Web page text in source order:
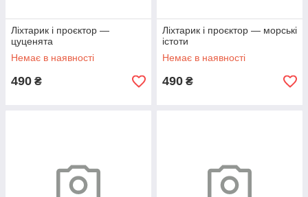
Ліхтарик і проєктор —
цуценята
Немає в наявності
490 ₴
Ліхтарик і проєктор — морські
істоти
Немає в наявності
490 ₴